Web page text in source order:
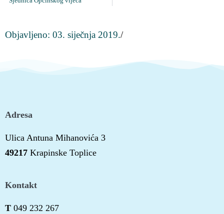
Objavljeno: 03. siječnja 2019./
Adresa
Ulica Antuna Mihanovića 3
49217 Krapinske Toplice
Kontakt
T 049 232 267